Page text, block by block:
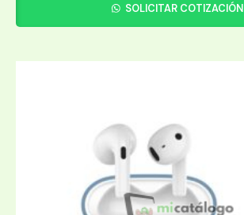
SOLICITAR COTIZACIÓN